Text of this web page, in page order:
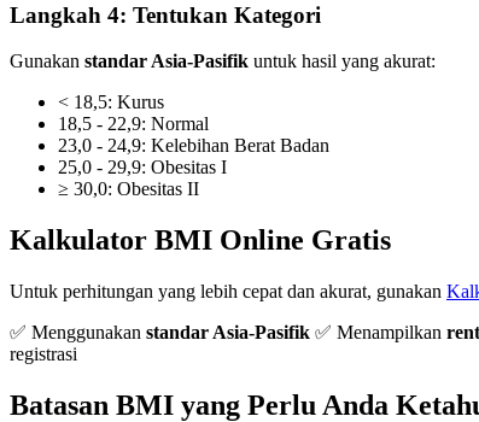
Langkah 4: Tentukan Kategori
Gunakan standar Asia-Pasifik untuk hasil yang akurat:
< 18,5: Kurus
18,5 - 22,9: Normal
23,0 - 24,9: Kelebihan Berat Badan
25,0 - 29,9: Obesitas I
≥ 30,0: Obesitas II
Kalkulator BMI Online Gratis
Untuk perhitungan yang lebih cepat dan akurat, gunakan
✅ Menggunakan standar Asia-Pasifik ✅ Menampilkan
registrasi
Batasan BMI yang Perlu Anda